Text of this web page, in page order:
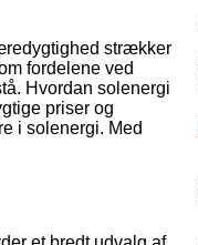
strækker
fordelene ved
Hvordan solenergi
priser og
i solenergi. Med